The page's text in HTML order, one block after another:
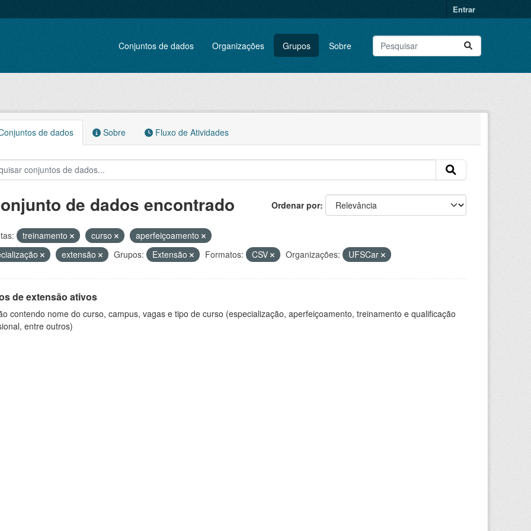
Entrar
Conjuntos de dados Organizações Grupos Sobre
de dados Sobre Fluxo de Atividades
Ordenar por
de dados encontrado
treinamento curso
aperfeiçoamento
extensão Grupos: Extensão Formatos: CSV Organizações: UFSCar
de extensão ativos
contendo nome do curso, campus, vagas e tipo de curso (especialização, aperfeiçoamento, treinamento e qualificação
entre outros)